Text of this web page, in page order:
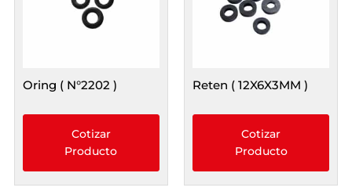
Oring ( N°2202 )
Cotizar
Producto
Reten ( 12X6X3MM )
Cotizar
Producto